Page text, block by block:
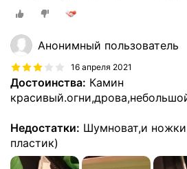
Анонимный пользователь
16 апреля 2021
Достоинства: Камин
Недостатки: Шумноват,и
пластик)